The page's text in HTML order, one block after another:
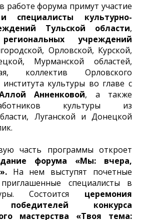
работе форума примут участие
специалисты культурно-
Тульской области,
учреждений
Орловской, Курской,
Мурманской областей,
коллектив Орловского
института культуры во главе с
Анненковой, а также
культуры из
Луганской и Донецкой
часть программы откроет
форума «Мы: вчера,
На нем выступят почетные
специалисты в
Состоится церемония
победителей конкурса
мастерства «Твоя тема: